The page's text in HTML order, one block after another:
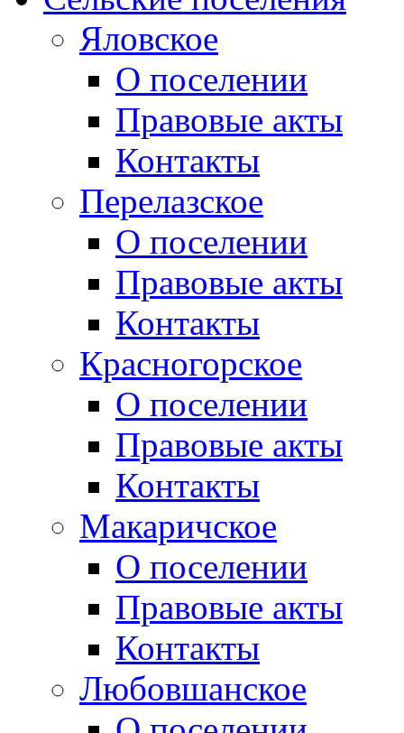
Яловское
О поселении
Правовые акты
Контакты
Перелазское
О поселении
Правовые акты
Контакты
Красногорское
О поселении
Правовые акты
Контакты
Макаричское
О поселении
Правовые акты
Контакты
Любовшанское